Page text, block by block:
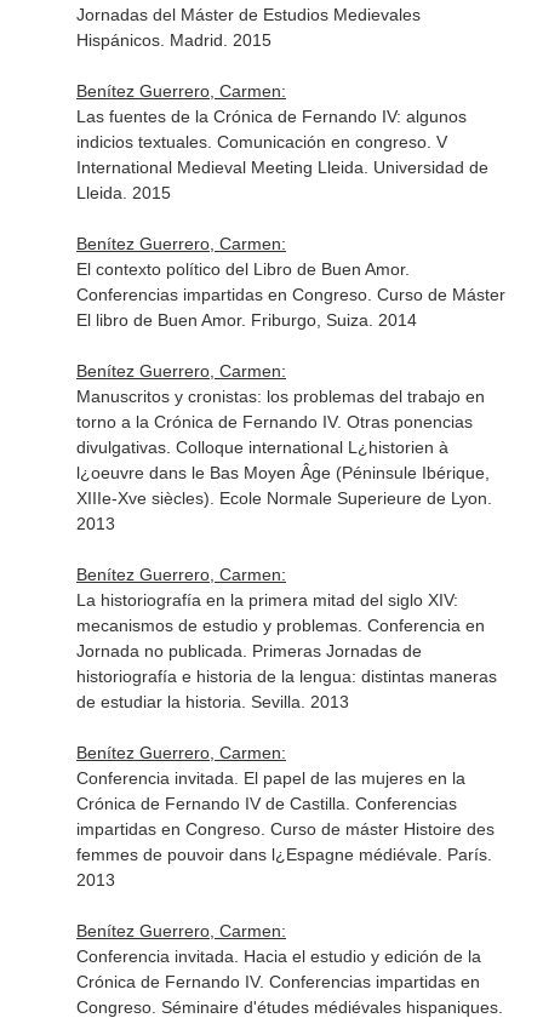
Jornadas del Máster de Estudios Medievales
Hispánicos. Madrid. 2015
Benítez Guerrero, Carmen:
Las fuentes de la Crónica de Fernando IV: algunos
indicios textuales. Comunicación en congreso. V
International Medieval Meeting Lleida. Universidad de
Lleida. 2015
Benítez Guerrero, Carmen:
El contexto político del Libro de Buen Amor.
Conferencias impartidas en Congreso. Curso de Máster
El libro de Buen Amor. Friburgo, Suiza. 2014
Benítez Guerrero, Carmen:
Manuscritos y cronistas: los problemas del trabajo en
torno a la Crónica de Fernando IV. Otras ponencias
divulgativas. Colloque international L¿historien à
l¿oeuvre dans le Bas Moyen Âge (Péninsule Ibérique,
XIIIe-Xve siècles). Ecole Normale Superieure de Lyon.
2013
Benítez Guerrero, Carmen:
La historiografía en la primera mitad del siglo XIV:
mecanismos de estudio y problemas. Conferencia en
Jornada no publicada. Primeras Jornadas de
historiografía e historia de la lengua: distintas maneras
de estudiar la historia. Sevilla. 2013
Benítez Guerrero, Carmen:
Conferencia invitada. El papel de las mujeres en la
Crónica de Fernando IV de Castilla. Conferencias
impartidas en Congreso. Curso de máster Histoire des
femmes de pouvoir dans l¿Espagne médiévale. París.
2013
Benítez Guerrero, Carmen:
Conferencia invitada. Hacia el estudio y edición de la
Crónica de Fernando IV. Conferencias impartidas en
Congreso. Séminaire d'études médiévales hispaniques.